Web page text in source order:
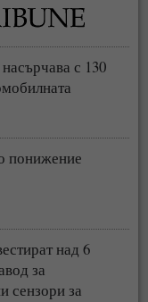
с 130
понижение
над 6
за
сензори за